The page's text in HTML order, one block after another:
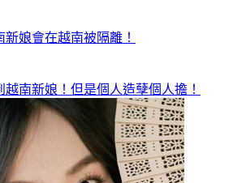
娘會在越南被隔離！
南新娘！但是個人造孽個人擔！